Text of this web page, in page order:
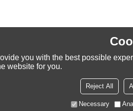
you with the best possible
website for you.
Reject All
Necessary